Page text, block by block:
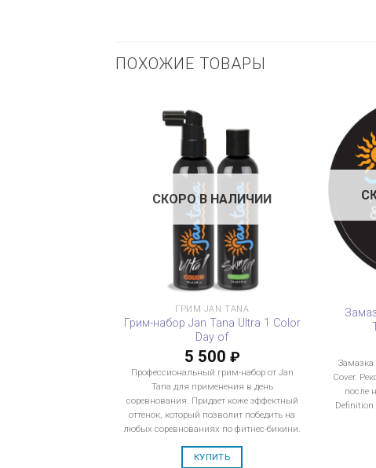
ПОХОЖИЕ ТОВАРЫ
СКОРО В НАЛИЧИИ
ГРИМ JAN TANA
Грим-набор Jan Tana Ultra 1 Color
Day of
5 500 ₽
Профессиональный грим-набор от Jan
Tana для применения в день
соревнования. Придает коже эффектный
оттенок, который позволит победить на
любых соревнованиях по фитнес-бикини.
КУПИТЬ
Замазка
Cover.
после
Definition